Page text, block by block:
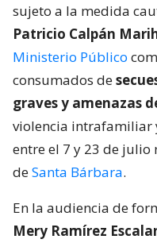
sujeto a la medida
Patricio Calpán
Ministerio Público
consumados de
graves y amenazas
violencia intrafamiliar
entre el 7 y 23 de julio
deSanta Bárbara.
En la audiencia de
Mery Ramírez